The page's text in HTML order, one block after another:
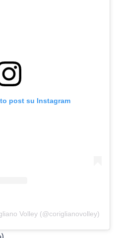
post su Instagram
Volley (@coriglianovolley)